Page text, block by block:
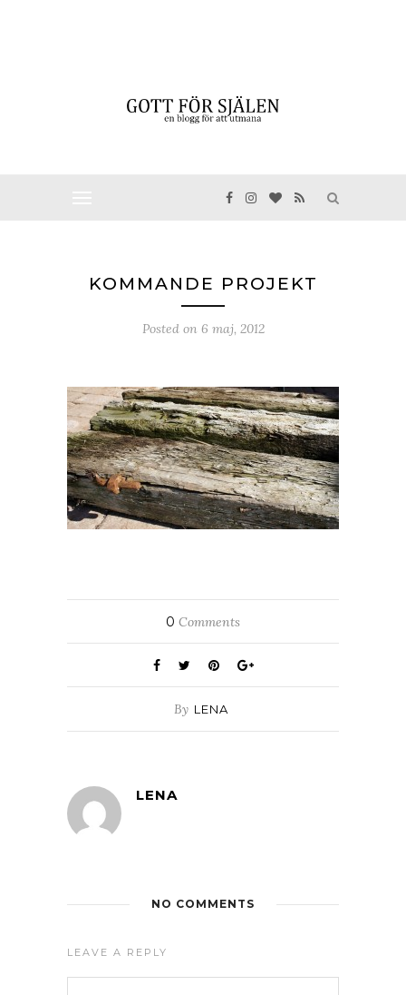
KOMMANDE PROJEKT
Posted on 6 maj, 2012
0 Comments
By LENA
LENA
NO COMMENTS
LEAVE A REPLY